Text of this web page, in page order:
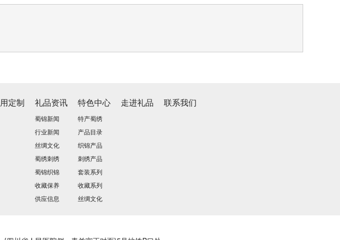
定制 礼品资讯
蜀锦新闻
行业新闻
丝绸文化
蜀绣刺绣
蜀锦织锦
收藏保养
供应信息
特色中心
特产蜀绣
产品目录
织锦产品
刺绣产品
套装系列
收藏系列
丝绸文化
走进礼品 联系我们